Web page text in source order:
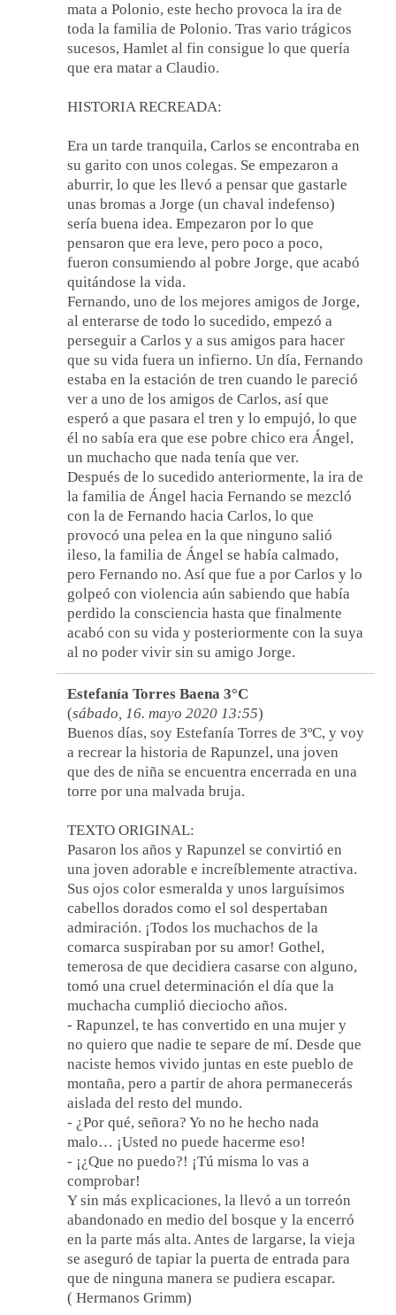
mata a Polonio, este hecho provoca la ira de
toda la familia de Polonio. Tras vario trágicos
sucesos, Hamlet al fin consigue lo que quería
que era matar a Claudio.
HISTORIA RECREADA:
Era un tarde tranquila, Carlos se encontraba en
su garito con unos colegas. Se empezaron a
aburrir, lo que les llevó a pensar que gastarle
unas bromas a Jorge (un chaval indefenso)
sería buena idea. Empezaron por lo que
pensaron que era leve, pero poco a poco,
fueron consumiendo al pobre Jorge, que acabó
quitándose la vida.
Fernando, uno de los mejores amigos de Jorge,
al enterarse de todo lo sucedido, empezó a
perseguir a Carlos y a sus amigos para hacer
que su vida fuera un infierno. Un día, Fernando
estaba en la estación de tren cuando le pareció
ver a uno de los amigos de Carlos, así que
esperó a que pasara el tren y lo empujó, lo que
él no sabía era que ese pobre chico era Ángel,
un muchacho que nada tenía que ver.
Después de lo sucedido anteriormente, la ira de
la familia de Ángel hacia Fernando se mezcló
con la de Fernando hacia Carlos, lo que
provocó una pelea en la que ninguno salió
ileso, la familia de Ángel se había calmado,
pero Fernando no. Así que fue a por Carlos y lo
golpeó con violencia aún sabiendo que había
perdido la consciencia hasta que finalmente
acabó con su vida y posteriormente con la suya
al no poder vivir sin su amigo Jorge.
Estefanía Torres Baena 3°C
(sábado, 16. mayo 2020 13:55)
Buenos días, soy Estefanía Torres de 3ºC, y voy
a recrear la historia de Rapunzel, una joven
que des de niña se encuentra encerrada en una
torre por una malvada bruja.
TEXTO ORIGINAL:
Pasaron los años y Rapunzel se convirtió en
una joven adorable e increíblemente atractiva.
Sus ojos color esmeralda y unos larguísimos
cabellos dorados como el sol despertaban
admiración. ¡Todos los muchachos de la
comarca suspiraban por su amor! Gothel,
temerosa de que decidiera casarse con alguno,
tomó una cruel determinación el día que la
muchacha cumplió dieciocho años.
- Rapunzel, te has convertido en una mujer y
no quiero que nadie te separe de mí. Desde que
naciste hemos vivido juntas en este pueblo de
montaña, pero a partir de ahora permanecerás
aislada del resto del mundo.
- ¿Por qué, señora? Yo no he hecho nada
malo… ¡Usted no puede hacerme eso!
- ¡¿Que no puedo?! ¡Tú misma lo vas a
comprobar!
Y sin más explicaciones, la llevó a un torreón
abandonado en medio del bosque y la encerró
en la parte más alta. Antes de largarse, la vieja
se aseguró de tapiar la puerta de entrada para
que de ninguna manera se pudiera escapar.
( Hermanos Grimm)